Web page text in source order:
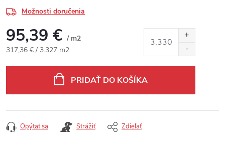
Možnosti doručenia
95,39 € / m2
Jednotková cena:
317,36 € / 3.327 m2
PRIDAŤ DO KOŠÍKA
Opýtať sa Strážiť Zdieľať